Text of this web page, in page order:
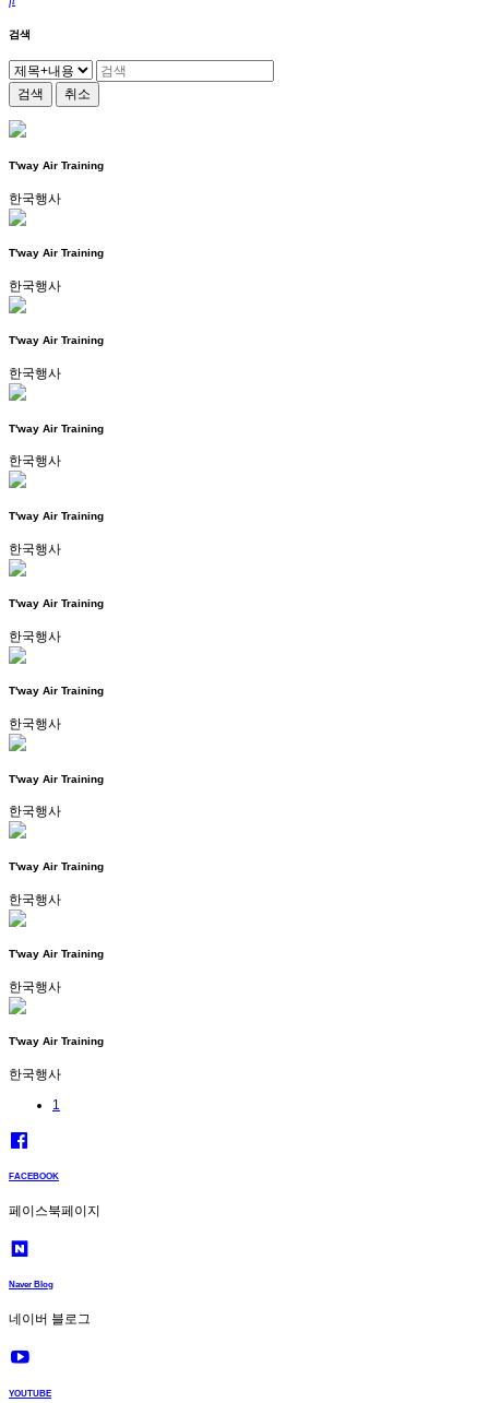
검색
검색 취소
T'way Air Training
한국행사
T'way Air Training
한국행사
T'way Air Training
한국행사
T'way Air Training
한국행사
T'way Air Training
한국행사
T'way Air Training
한국행사
T'way Air Training
한국행사
T'way Air Training
한국행사
T'way Air Training
한국행사
T'way Air Training
한국행사
T'way Air Training
한국행사
1
FACEBOOK
페이스북페이지
Naver Blog
네이버 블로그
YOUTUBE